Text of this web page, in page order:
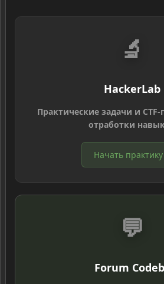
🔬
HackerLab
Практические задачи и
отработки
Начать практику
💬
Forum